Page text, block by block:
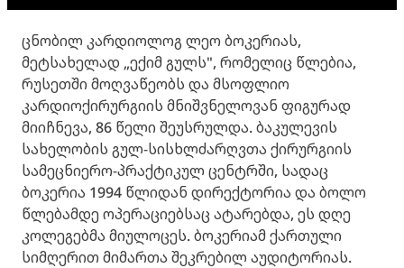
ცნობილ კარდიოლოგ ლეო ბოკერიას,
მეტსახელად „ექიმ გულს", რომელიც წლებია,
რუსეთში მოღვაწეობს და მსოფლიო
კარდიოქირურგიის მნიშვნელოვან ფიგურად
მიიჩნევა, 86 წელი შეუსრულდა. ბაკულევის
სახელობის გულ-სისხლძარღვთა ქირურგიის
სამეცნიერო-პრაქტიკულ ცენტრში, სადაც
ბოკერია 1994 წლიდან დირექტორია და ბოლო
წლებამდე ოპერაციებსაც ატარებდა, ეს დღე
კოლეგებმა მიულოცეს. ბოკერიამ ქართული
სიმღერით მიმართა შეკრებილ აუდიტორიას.